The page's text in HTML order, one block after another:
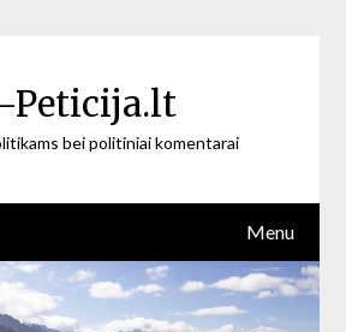
Peticija.lt
bei politiniai komentarai
Menu